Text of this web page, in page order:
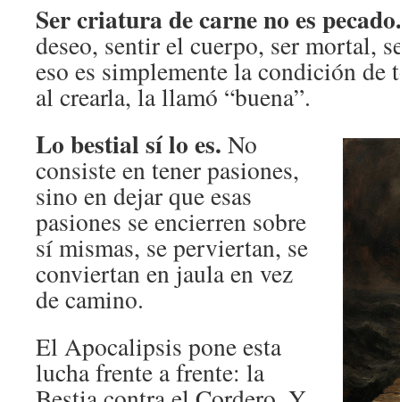
Ser criatura de carne no es
deseo, sentir el cuerpo, ser mortal,
eso es simplemente la condición
al crearla, la llamó “buena”.
Lo bestial sí lo es. No
consiste en tener pasiones,
sino en dejar que esas
pasiones se encierren sobre
sí mismas, se perviertan, se
conviertan en jaula en vez
de camino.
El Apocalipsis pone esta
lucha frente a frente: la